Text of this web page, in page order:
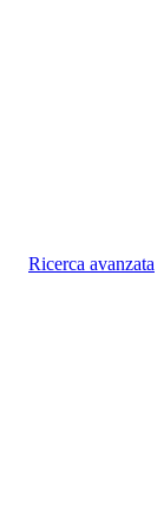
Ricerca avanzata